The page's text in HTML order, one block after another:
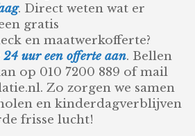
. Direct weten wat er
gratis
en maatwerkofferte?
uur een offerte aan. Bellen
op 010 7200 889 of mail
Zo zorgen we samen
en kinderdagverblijven
frisse lucht!